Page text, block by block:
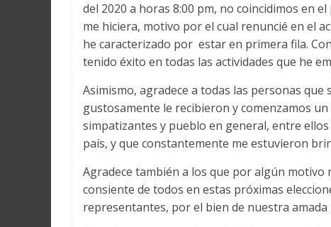
del 2020 a horas 8:00 pm, no coincidimos en
me hiciera, motivo por el cual renuncié en el
he caracterizado por estar en primera fila.
tenido éxito en todas las actividades que he
Asimismo, agradece a todas las personas
gustosamente le recibieron y comenzamos
simpatizantes y pueblo en general, entre
país, y que constantemente me estuvieron
Agradece también a los que por algún motivo
consiente de todos en estas próximas
representantes, por el bien de nuestra amada